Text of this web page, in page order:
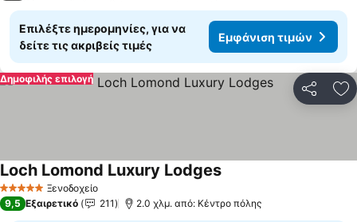
Επιλέξτε ημερομηνίες, για να
δείτε τις ακριβείς τιμές
Εμφάνιση τιμών
Δημοφιλής επιλογή
5 Αστέρια Ξενοδοχείο
Loch Lomond Luxury LodgesΕμφάνιση τιμών
9,5 Εξαιρετικό 211 2.0 χλμ. από: Κέντρο πόλης